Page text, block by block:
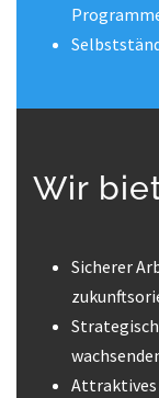
Wir
Sicherer
Attraktives